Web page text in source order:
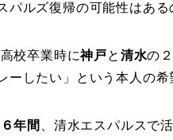
パルズ復帰の可能性はある
校卒業時に神戸と 清水の
ーしたい」という本人の希
年間 、清水エスパルスで